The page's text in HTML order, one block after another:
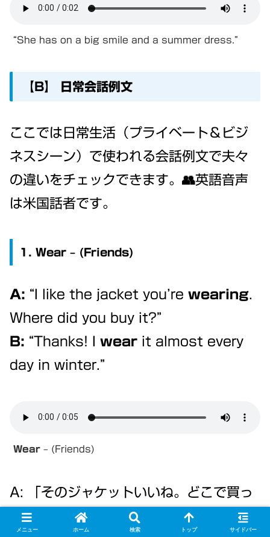
“She has on a big smile and a summer dress.”
【B】 日常会話例文
ここでは日常生活（プライベート＆ビジ
ネスシーン）で使われる会話例文で夫々
の違いをチェックできます。👥英語音声
は米国話者です。
1. Wear – (Friends)
A: “I like the jacket you’re wearing.
Where did you buy it?”
B: “Thanks! I wear it almost every
day in winter.”
Wear – (Friends)
A: 「そのジャケットいいね。どこで買っ
たの？」
メニュー ホーム 検索 トップ サイドバー